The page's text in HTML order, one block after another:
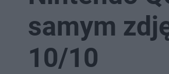
samym
10/10